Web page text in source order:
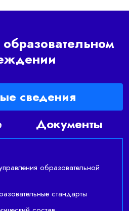
сведения
Документы
образовательной
стандарты